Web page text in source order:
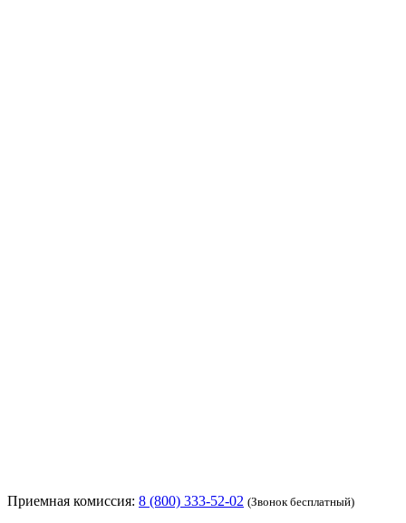
Приемная комиссия: 8 (800) 333-52-02 (Звонок бесплатный)